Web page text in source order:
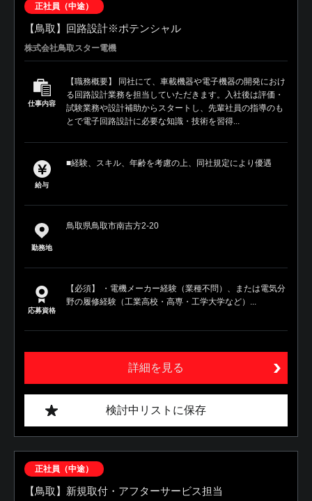
正社員（中途）
【鳥取】回路設計※ポテンシャル
株式会社鳥取スター電機
仕事内容
【職務概要】 同社にて、車載機器や電子機器の開発におけ
る回路設計業務を担当していただきます。入社後は評価・
試験業務や設計補助からスタートし、先輩社員の指導のも
とで電子回路設計に必要な知識・技術を習得...
給与
■経験、スキル、年齢を考慮の上、同社規定により優遇
勤務地
鳥取県鳥取市南吉方2-20
応募資格
【必須】 ・電機メーカー経験（業種不問）、または電気分
野の履修経験（工業高校・高専・工学大学など）...
詳細を見る
検討中リストに保存
正社員（中途）
【鳥取】新規取付・アフターサービス担当